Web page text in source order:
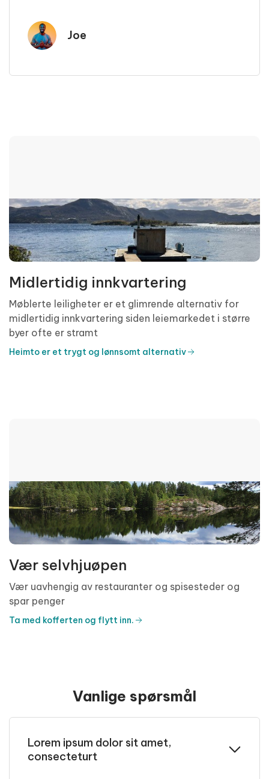
Joe
Midlertidig innkvartering
Møblerte leiligheter er et glimrende alternativ for
midlertidig innkvartering siden leiemarkedet i større
byer ofte er stramt
Heimto er et trygt og lønnsomt alternativ
Vær selvhjuøpen
Vær uavhengig av restauranter og spisesteder og
spar penger
Ta med kofferten og flytt inn.
Vanlige spørsmål
Lorem ipsum dolor sit amet,
consecteturt